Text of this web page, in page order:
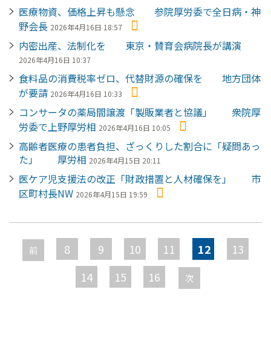
医療物資、価格上昇も懸念 参院厚労委で全日病・神
野会長 2026年4月16日 18:57
内密出産、法制化を 東京・賛育会病院長が講演
2026年4月16日 10:37
食料品の消費税率ゼロ、代替財源の確保を 地方団体
が要請 2026年4月16日 10:33
コンサータの薬局間譲渡「製販業者と協議」 衆院厚
労委で上野厚労相 2026年4月16日 10:05
高齢者医療の患者負担、ざっくりした割合に「疑問あっ
た」 厚労相 2026年4月15日 20:11
医ケア児支援法の改正「財政措置と人材確保を」 市
区町村長NW 2026年4月15日 19:59
ペ
ー
ジ
前 8 9 10 11 12
13
14
15 16 次